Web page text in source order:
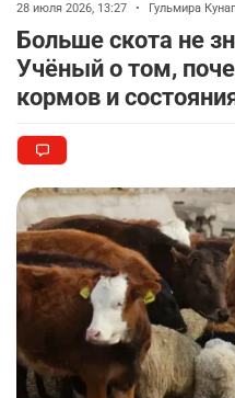
автокредиты за
2721 0
9
🦻 Казахстанцы
💻 В школах
содержание
2447 3
28 июля 2026, 13:27 • Гульмира
Больше скота не
Учёный о том,
кормов и